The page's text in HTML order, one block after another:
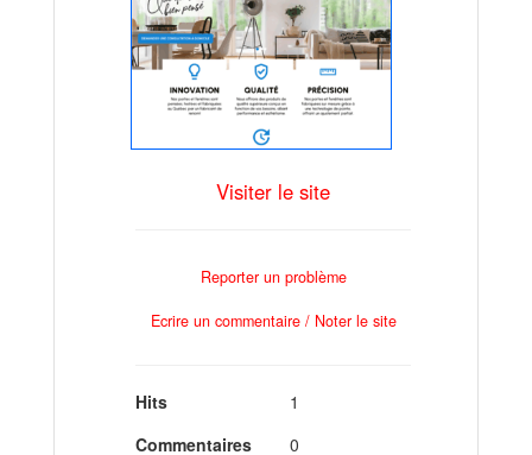
Visiter le site
Reporter un problème
Ecrire un commentaire / Noter le site
Hits
1
Commentaires
0